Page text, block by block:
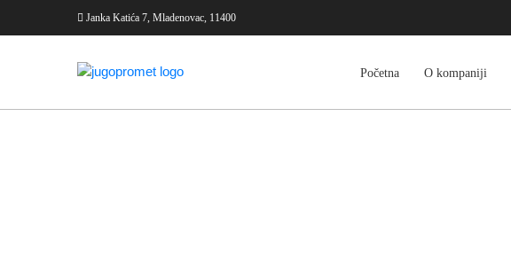
Janka Katića 7, Mladenovac, 11400
Početna O kompaniji